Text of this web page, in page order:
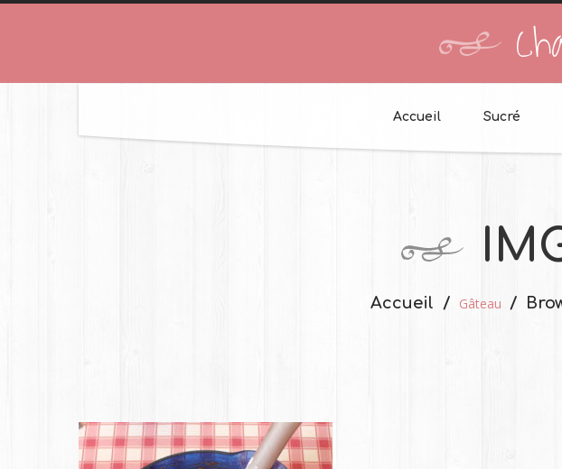
Accueil Sucré
Accueil Gâteau